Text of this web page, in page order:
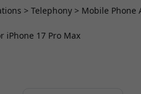
> Telephony > Mobile Phone
iPhone 17 Pro Max